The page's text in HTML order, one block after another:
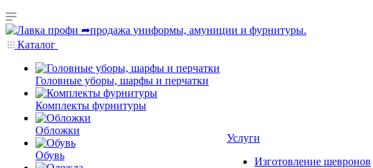
Каталог
Головные уборы, шарфы и перчатки
Комплекты фурнитуры
Обложки
Обувь
Услуги
Изготовление шевронов